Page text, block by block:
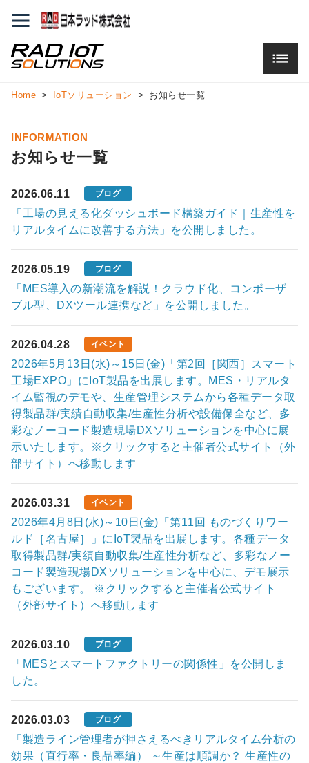
Home IoTソリューション お知らせ一覧
INFORMATION
お知らせ一覧
2026.06.11 ブログ
「工場の見える化ダッシュボード構築ガイド｜生産性を
リアルタイムに改善する方法」を公開しました。
2026.05.19 ブログ
「MES導入の新潮流を解説！クラウド化、コンポーザ
ブル型、DXツール連携など」を公開しました。
2026.04.28 イベント
2026年5月13日(水)～15日(金)「第2回［関西］スマート
工場EXPO」にIoT製品を出展します。MES・リアルタ
イム監視のデモや、生産管理システムから各種データ取
得製品群/実績自動収集/生産性分析や設備保全など、多
彩なノーコード製造現場DXソリューションを中心に展
示いたします。※クリックすると主催者公式サイト（外
部サイト）へ移動します
2026.03.31 イベント
2026年4月8日(水)～10日(金)「第11回 ものづくりワー
ルド［名古屋］」にIoT製品を出展します。各種データ
取得製品群/実績自動収集/生産性分析など、多彩なノー
コード製造現場DXソリューションを中心に、デモ展示
もございます。 ※クリックすると主催者公式サイト
（外部サイト）へ移動します
2026.03.10 ブログ
「MESとスマートファクトリーの関係性」を公開しま
した。
2026.03.03 ブログ
「製造ライン管理者が押さえるべきリアルタイム分析の
効果（直行率・良品率編） ～生産は順調か？ 生産性の